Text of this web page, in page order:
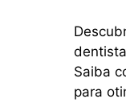
Saiba
para